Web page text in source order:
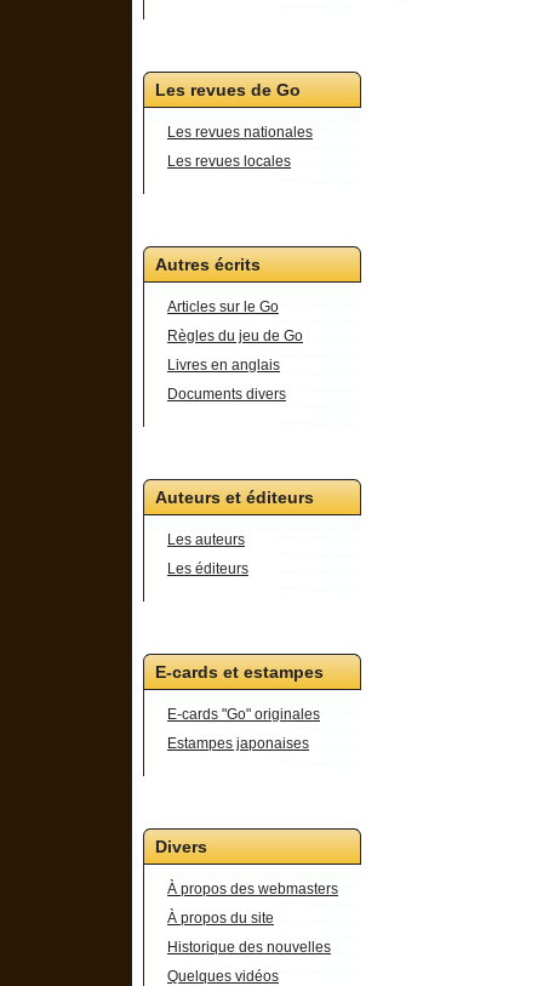
Les revues de Go
Les revues nationales
Les revues locales
Autres écrits
Articles sur le Go
Règles du jeu de Go
Livres en anglais
Documents divers
Auteurs et éditeurs
Les auteurs
Les éditeurs
E-cards et estampes
E-cards "Go" originales
Estampes japonaises
Divers
À propos des webmasters
À propos du site
Historique des nouvelles
Quelques vidéos